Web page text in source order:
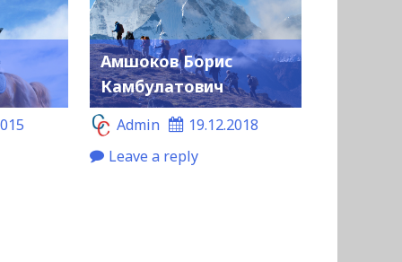
Амшоков Борис
Камбулатович
Admin
19.12.2018
Leave a reply